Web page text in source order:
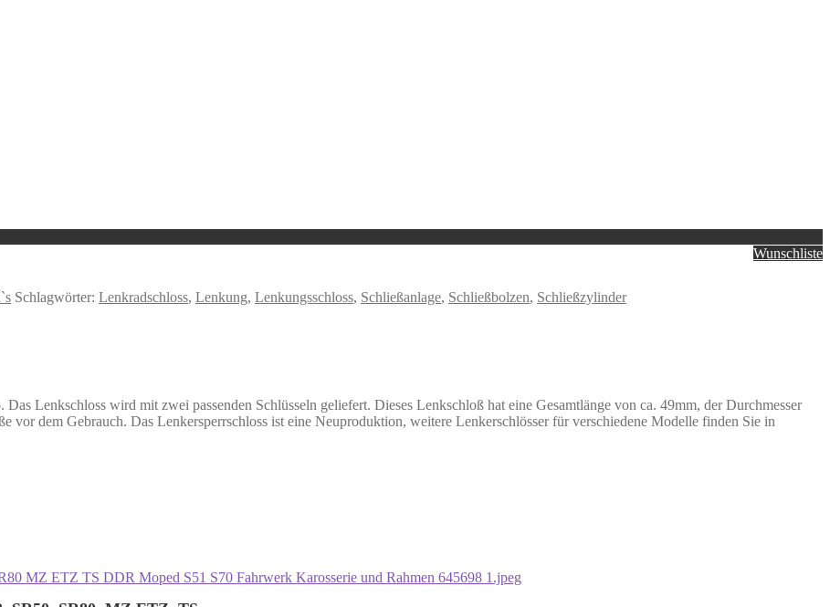
Wunschliste
Schlagwörter: Lenkradschloss, Lenkung, Lenkungsschloss, Schließanlage, Schließbolzen, Schließzylinder
Lenkschloss wird mit zwei passenden Schlüsseln geliefert. Dieses Lenkschloß hat eine Gesamtlänge von ca. 49mm, der Durchmesser
vor dem Gebrauch. Das Lenkersperrschloss ist eine Neuproduktion, weitere Lenkerschlösser für verschiedene Modelle finden Sie in